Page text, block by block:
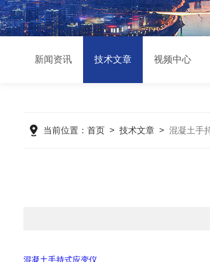
新闻资讯 技术文章 视频中心
当前位置：首页 >技术文章 >混凝土手
混凝土手持式应变仪